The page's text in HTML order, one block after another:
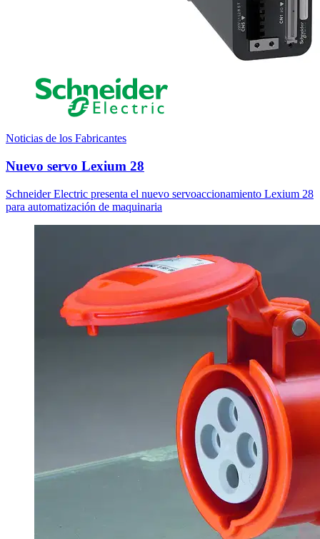
Noticias de los Fabricantes
Nuevo servo Lexium 28
Schneider Electric presenta el nuevo servoaccionamiento Lexium 28
para automatización de maquinaria